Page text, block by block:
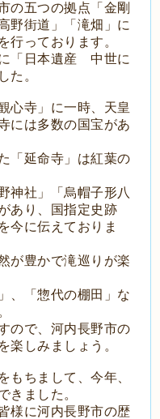
の五つの拠点「金剛
野街道」「滝畑」に
行っております。
「日本遺産 中世に
た。
心寺」に一時、天皇
には多数の国宝があ
「延命寺」は紅葉の
神社」「烏帽子形八
あり、国指定史跡
今に伝えておりま
が豊かで滝巡りが楽
、「惣代の棚田」な
ので、河内長野市の
楽しみましょう。
もちまして、今年、
きました。
様に河内長野市の歴